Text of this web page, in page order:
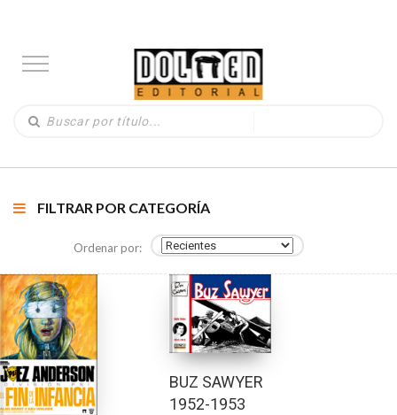
FILTRAR POR CATEGORÍA
Ordenar por:
BUZ SAWYER
1952-1953